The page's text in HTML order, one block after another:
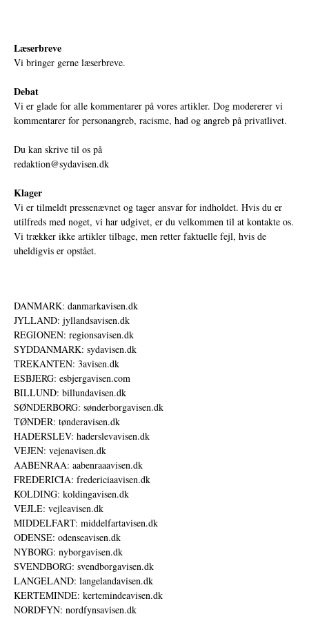
Læserbreve
Vi bringer gerne læserbreve.
Debat
Vi er glade for alle kommentarer på vores artikler. Dog modererer vi
kommentarer for personangreb, racisme, had og angreb på privatlivet.
Du kan skrive til os på
redaktion@sydavisen.dk
Klager
Vi er tilmeldt pressenævnet og tager ansvar for indholdet. Hvis du er
utilfreds med noget, vi har udgivet, er du velkommen til at kontakte os.
Vi trækker ikke artikler tilbage, men retter faktuelle fejl, hvis de
uheldigvis er opstået.
DANMARK: danmarkavisen.dk
JYLLAND: jyllandsavisen.dk
REGIONEN: regionsavisen.dk
SYDDANMARK: sydavisen.dk
TREKANTEN: 3avisen.dk
ESBJERG: esbjergavisen.com
BILLUND: billundavisen.dk
SØNDERBORG: sønderborgavisen.dk
TØNDER: tønderavisen.dk
HADERSLEV: haderslevavisen.dk
VEJEN: vejenavisen.dk
AABENRAA: aabenraaavisen.dk
FREDERICIA: fredericiaavisen.dk
KOLDING: koldingavisen.dk
VEJLE: vejleavisen.dk
MIDDELFART: middelfartavisen.dk
ODENSE: odenseavisen.dk
NYBORG: nyborgavisen.dk
SVENDBORG: svendborgavisen.dk
LANGELAND: langelandavisen.dk
KERTEMINDE: kertemindeavisen.dk
NORDFYN: nordfynsavisen.dk